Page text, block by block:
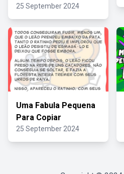
25 September 2024
Uma Fabula Pequena
Para Copiar
25 September 2024